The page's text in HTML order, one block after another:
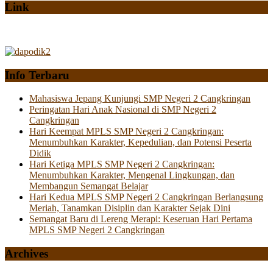
Link
Info Terbaru
Mahasiswa Jepang Kunjungi SMP Negeri 2 Cangkringan
Peringatan Hari Anak Nasional di SMP Negeri 2
Cangkringan
Hari Keempat MPLS SMP Negeri 2 Cangkringan:
Menumbuhkan Karakter, Kepedulian, dan Potensi Peserta
Didik
Hari Ketiga MPLS SMP Negeri 2 Cangkringan:
Menumbuhkan Karakter, Mengenal Lingkungan, dan
Membangun Semangat Belajar
Hari Kedua MPLS SMP Negeri 2 Cangkringan Berlangsung
Meriah, Tanamkan Disiplin dan Karakter Sejak Dini
Semangat Baru di Lereng Merapi: Keseruan Hari Pertama
MPLS SMP Negeri 2 Cangkringan
Archives